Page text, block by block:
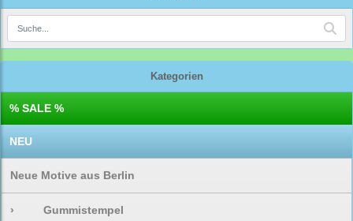
Kategorien
% SALE %
NEU
Neue Motive aus Berlin
› Gummistempel